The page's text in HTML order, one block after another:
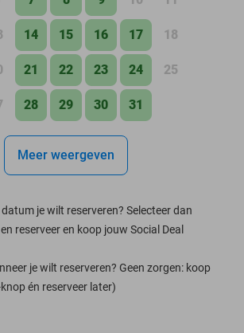
14 15 16 17 18
21 22 23 24 25
28 29 30 31
Meer weergeven
je wilt reserveren? Selecteer dan
reserveer en koop jouw Social Deal
je wilt reserveren? Geen zorgen: koop
knop én reserveer later)